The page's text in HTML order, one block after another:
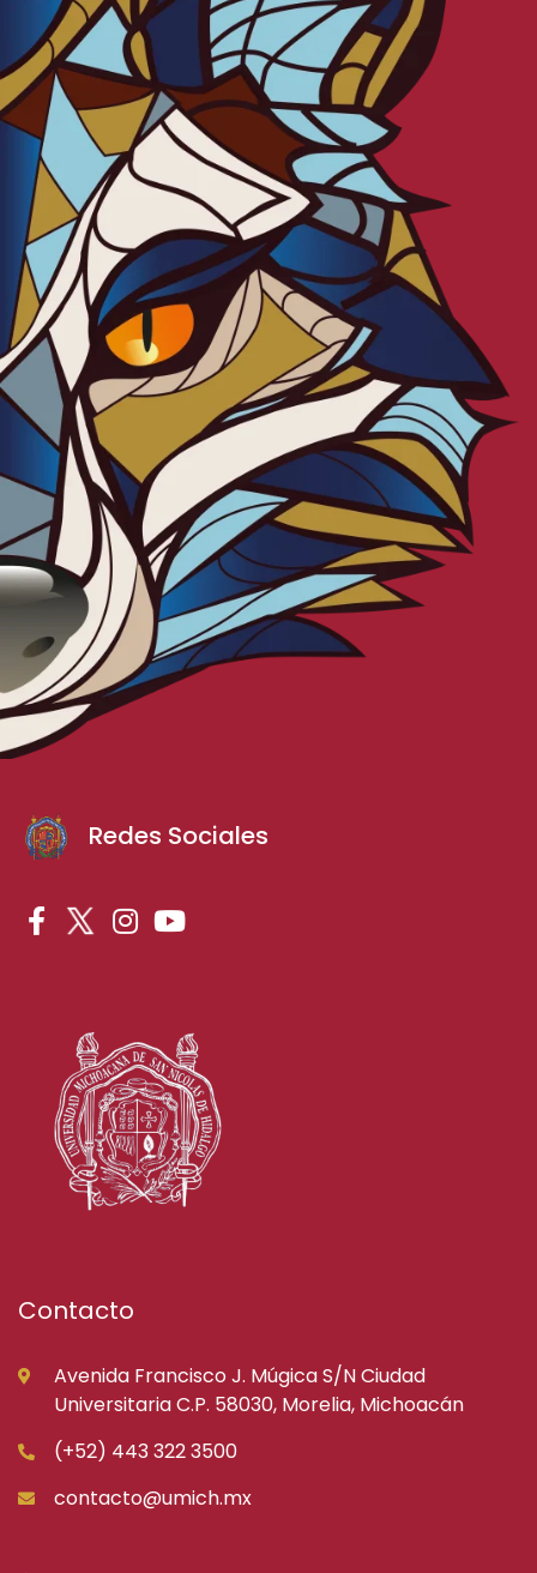
Redes Sociales
Contacto
Avenida Francisco J. Múgica S/N Ciudad
Universitaria C.P. 58030, Morelia, Michoacán
(+52) 443 322 3500
contacto@umich.mx